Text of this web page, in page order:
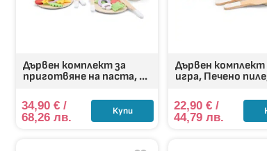
Дървен комплект за
приготвяне на паста, ...
34,90€ /
68,26 лв.
Купи
Дървен комплект
игра, Печено
22,90€ /
44,79 лв.